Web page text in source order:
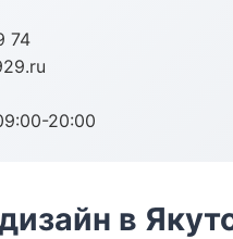
74
20:00
в